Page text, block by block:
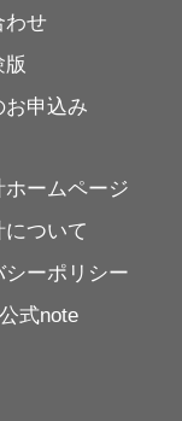
わせ
版
お申込み
ホームページ
について
シーポリシー
式note